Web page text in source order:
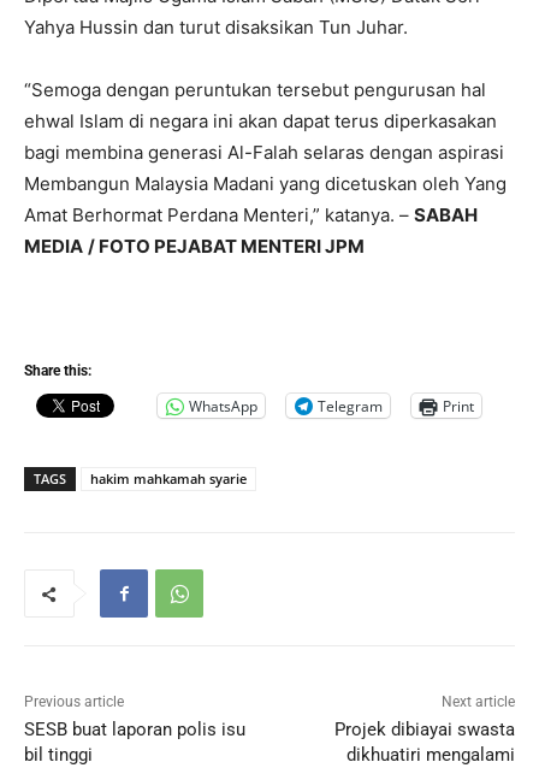
Yahya Hussin dan turut disaksikan Tun Juhar.
“Semoga dengan peruntukan tersebut pengurusan hal
ehwal Islam di negara ini akan dapat terus diperkasakan
bagi membina generasi Al-Falah selaras dengan aspirasi
Membangun Malaysia Madani yang dicetuskan oleh Yang
Amat Berhormat Perdana Menteri,” katanya. – SABAH
MEDIA / FOTO PEJABAT MENTERI JPM
Share this:
WhatsApp Telegram Print
TAGS hakim mahkamah syarie
Previous article
SESB buat laporan polis isu
bil tinggi
Next article
Projek dibiayai swasta
dikhuatiri mengalami